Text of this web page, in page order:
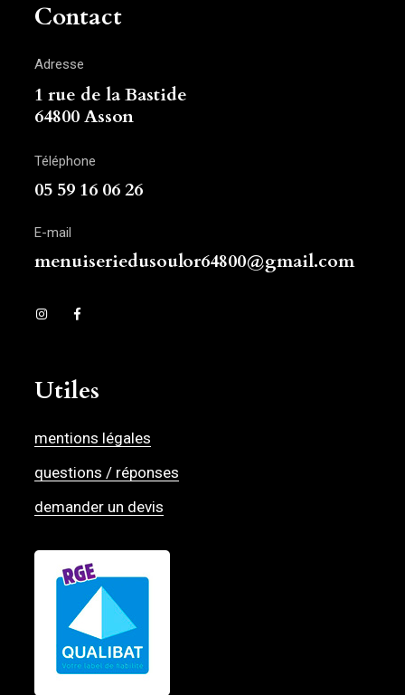
Contact
Adresse
1 rue de la Bastide
64800 Asson
Téléphone
05 59 16 06 26
E-mail
menuiseriedusoulor64800@gmail.com
Utiles
mentions légales
questions / réponses
demander un devis